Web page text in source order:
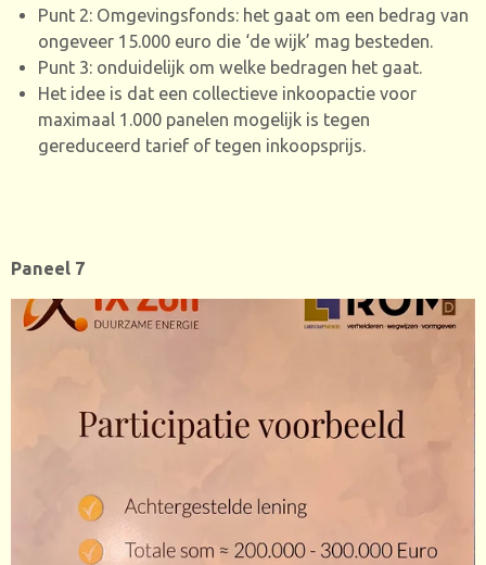
Punt 2: Omgevingsfonds: het gaat om een bedrag van
ongeveer 15.000 euro die ‘de wijk’ mag besteden.
Punt 3: onduidelijk om welke bedragen het gaat.
Het idee is dat een collectieve inkoopactie voor
maximaal 1.000 panelen mogelijk is tegen
gereduceerd tarief of tegen inkoopsprijs.
Paneel 7